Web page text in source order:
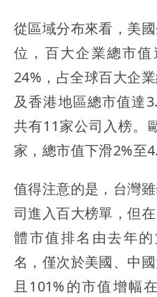
從區域分布來看，美
位，百大企業總市
24%，占全球百大企
及香港地區總市值達
共有11家公司入榜。
家，總市值下滑2%至
值得注意的是，台灣
司進入百大榜單，但
體市值排名由去年
名，僅次於美國、中
且101%的市值增幅